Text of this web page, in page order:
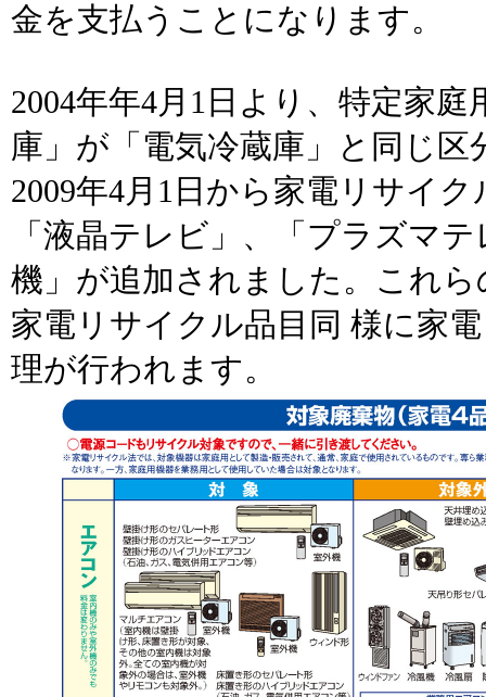
金を支払うことになります。
2004年年4月1日より、特定家
庫」が「電気冷蔵庫」と同じ
2009年4月1日から家電リサイ
「液晶テレビ」、「プラズマ
機」が追加されました。これ
家電リサイクル品目同 様に家
理が行われます。